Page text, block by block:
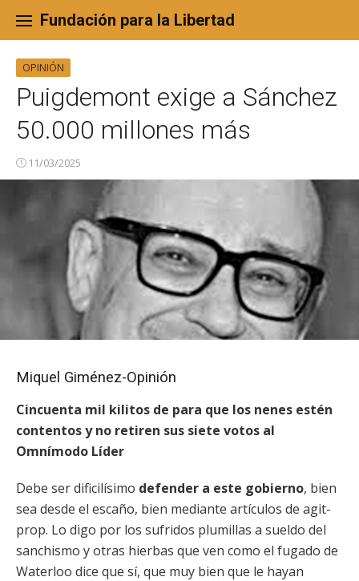
content
Fundación para la Libertad
OPINIÓN
Puigdemont exige a Sánchez
50.000 millones más
11/03/2025
Miquel Giménez-Opinión
Cincuenta mil kilitos de para que los nenes estén
contentos y no retiren sus siete votos al
Omnímodo Líder
Debe ser dificilísimo defender a este gobierno, bien
sea desde el escaño, bien mediante artículos de agit-
prop. Lo digo por los sufridos plumillas a sueldo del
sanchismo y otras hierbas que ven como el fugado de
Waterloo dice que sí, que muy bien que le hayan